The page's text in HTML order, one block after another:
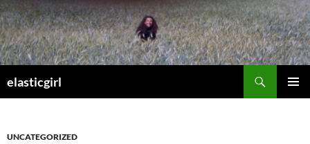
Vai
al
contenuto
elasticgirl
UNCATEGORIZED